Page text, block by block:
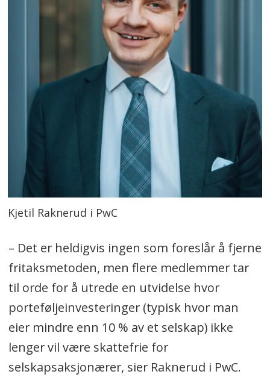
Kjetil Raknerud i PwC
– Det er heldigvis ingen som foreslår å fjerne
fritaksmetoden, men flere medlemmer tar
til orde for å utrede en utvidelse hvor
porteføljeinvesteringer (typisk hvor man
eier mindre enn 10 % av et selskap) ikke
lenger vil være skattefrie for
selskapsaksjonærer, sier Raknerud i PwC.